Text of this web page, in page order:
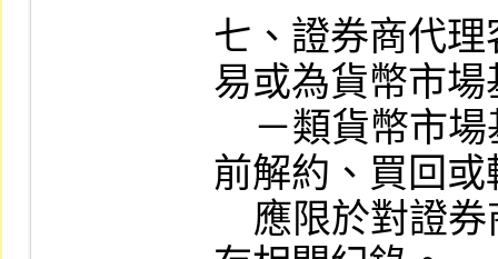
七、證券商代
易或為貨幣市
前解約、買回